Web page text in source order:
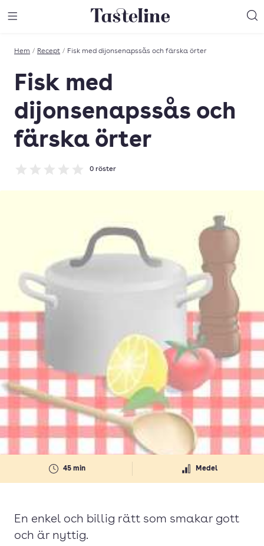
Till Tastelines startsida
Hem / Recept / Fisk med dijonsenapssås och färska örter
Fisk med
dijonsenapssås och
färska örter
Betyg: 0 av 5
0 röster
45 min Medel
En enkel och billig rätt som smakar gott
och är nyttig.